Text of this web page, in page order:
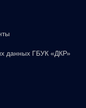
данных ГБУК «ДКР»